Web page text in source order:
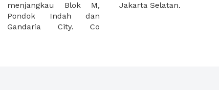
menjangkau Blok M,
Pondok Indah dan
Gandaria City. Co
Jakarta Selatan.